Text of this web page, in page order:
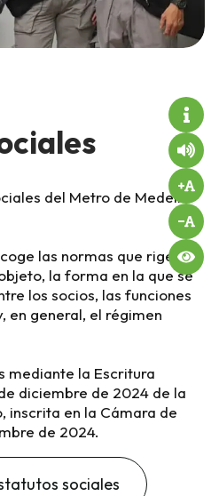
del Metro de Medellín
las normas que rigen la
la forma en la que se
los socios, las funciones
en general, el régimen
mediante la Escritura
diciembre de 2024 de la
inscrita en la Cámara de
de 2024.
sociales